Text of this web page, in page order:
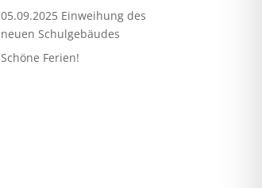
05.09.2025 Einweihung des
neuen Schulgebäudes
Schöne Ferien!